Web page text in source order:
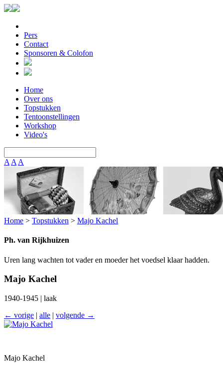
Pers
Contact
Sponsoren & Colofon
Home
Over ons
Topstukken
Tentoonstellingen
Workshop
Video's
A A A
Home > Topstukken > Majo Kachel
Ph. van Rijkhuizen
Uren lang wachten tot vader en moeder het voedsel klaar hadden.
Majo Kachel
1940-1945 | laak
← vorige | alle | volgende →
Majo Kachel